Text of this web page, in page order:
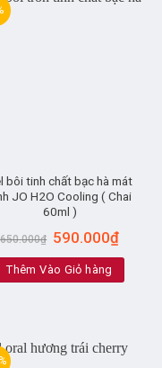
bôi tinh chất bạc hà mát
JO H2O Cooling ( Chai
60ml )
650.000₫ 590.000₫
Thêm Vào Giỏ hàng